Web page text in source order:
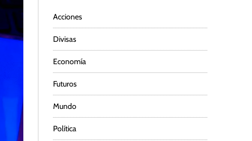
Acciones
Divisas
Economía
Futuros
Mundo
Política